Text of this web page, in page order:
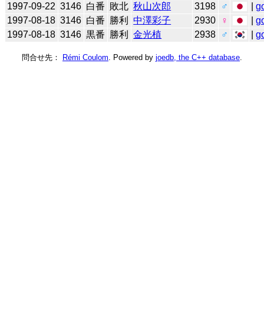
1997-09-22 3146 白番 敗北 秋山次郎 3198 ♂ |
1997-08-18 3146 白番 勝利 中澤彩子 2930 ♀ |
1997-08-18 3146 黒番 勝利 金光植 2938 ♂ |
問合せ先： Rémi Coulom . Powered by joedb, the C++ database